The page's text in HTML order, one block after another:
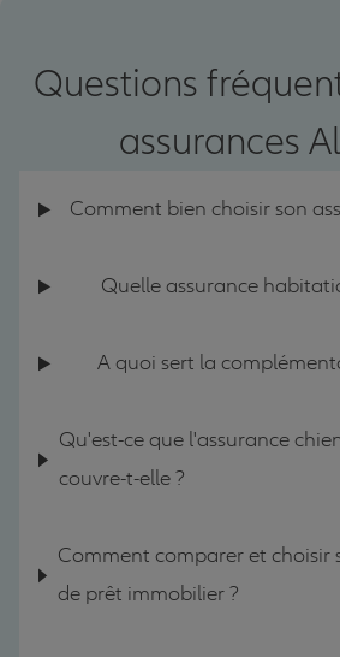
Questions
assurances
Comment bien choisir son
Quelle assurance
A quoi sert la
Qu'est-ce que l'assurance
couvre-t-elle ?
Comment comparer et choisir
de prêt immobilier ?